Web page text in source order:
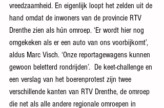
vreedzaamheid. En eigenlijk loopt het zelden uit de
hand omdat de inwoners van de provincie RTV
Drenthe zien als hún omroep. ‘Er wordt hier nog
omgekeken als er een auto van ons voorbijkomt’,
aldus Marc Visch. ‘Onze reportagewagens kunnen
gewoon beletterd rondrijden’.  De keet-challenge en
een verslag van het boerenprotest zijn twee
verschillende kanten van RTV Drenthe, de omroep
die net als alle andere regionale omroepen in